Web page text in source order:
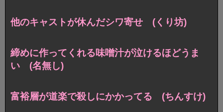
他のキャストが休んだシワ寄せ (くり坊)
締めに作ってくれる味噌汁が泣けるほどうま
い (名無し)
富裕層が道楽で殺しにかかってる (ちんすけ)